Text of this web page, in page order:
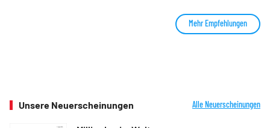
Mehr Empfehlungen
Unsere Neuerscheinungen Alle Neuerscheinungen